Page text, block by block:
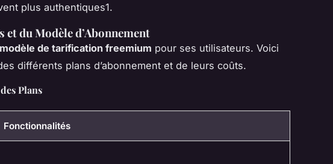
plus authentiques1.
et du Modèle d’Abonnement
modèle de tarification freemium pour ses utilisateurs. Voici
différents plans d’abonnement et de leurs coûts.
Plans
Fonctionnalités